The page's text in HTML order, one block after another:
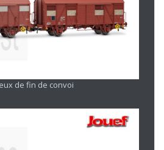
de fin de convoi